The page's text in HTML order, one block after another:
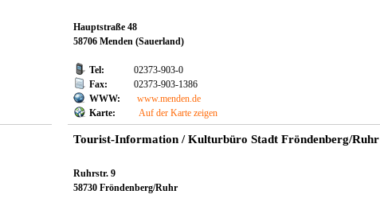
Hauptstraße 48
58706 Menden (Sauerland)
Tel:
02373-903-0
Fax:
02373-903-1386
WWW:
www.menden.de
Karte:
Auf der Karte zeigen
Tourist-Information / Kulturbüro Stadt Fröndenberg/Ruhr
Ruhrstr. 9
58730 Fröndenberg/Ruhr